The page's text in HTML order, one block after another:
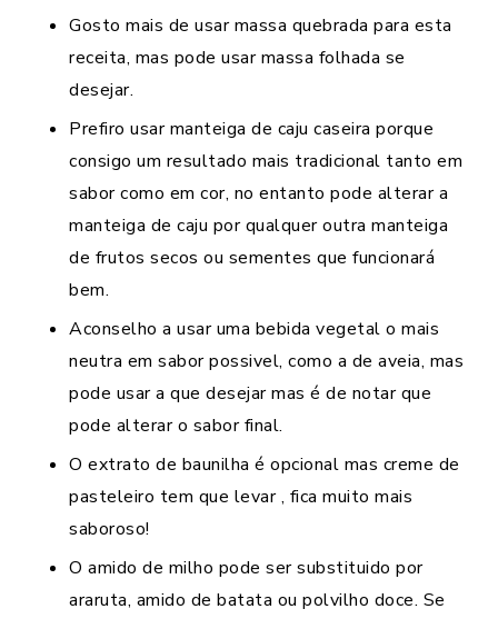
Gosto mais de usar massa quebrada para esta
receita, mas pode usar massa folhada se
desejar.
Prefiro usar manteiga de caju caseira porque
consigo um resultado mais tradicional tanto em
sabor como em cor, no entanto pode alterar a
manteiga de caju por qualquer outra manteiga
de frutos secos ou sementes que funcionará
bem.
Aconselho a usar uma bebida vegetal o mais
neutra em sabor possivel, como a de aveia, mas
pode usar a que desejar mas é de notar que
pode alterar o sabor final.
O extrato de baunilha é opcional mas creme de
pasteleiro tem que levar , fica muito mais
saboroso!
O amido de milho pode ser substituido por
araruta, amido de batata ou polvilho doce. Se